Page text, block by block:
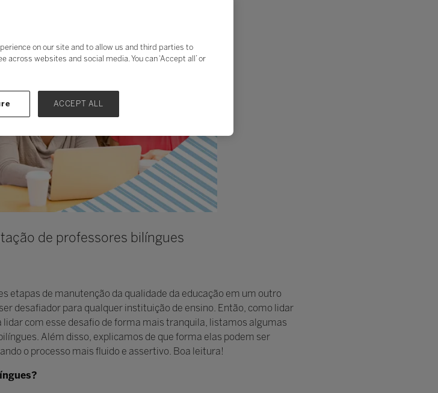
de professores bilíngues
etapas de manutenção da qualidade da educação em um outro
desafiador para qualquer instituição de ensino. Então, como lidar
com esse desafio de forma mais tranquila, listamos algumas
Além disso, explicamos de que forma elas podem ser
o processo mais fluido e assertivo. Boa leitura!
on our site and to allow us and third parties to
websites and social media. You can ‘Accept all’ or
ACCEPT ALL